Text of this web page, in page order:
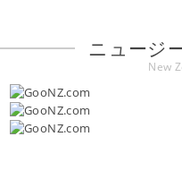
ニュージ
New